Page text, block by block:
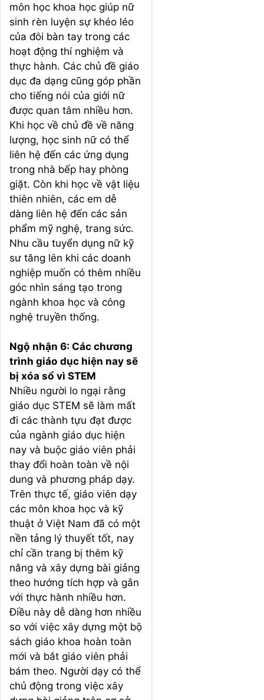
môn học khoa học giúp nữ
sinh rèn luyện sự khéo léo
của đôi bàn tay trong các
hoạt động thí nghiệm và
thực hành. Các chủ đề giáo
dục đa dạng cũng góp phần
cho tiếng nói của giới nữ
được quan tâm nhiều hơn.
Khi học về chủ đề về năng
lượng, học sinh nữ có thể
liên hệ đến các ứng dụng
trong nhà bếp hay phòng
giặt. Còn khi học về vật liệu
thiên nhiên, các em dễ
dàng liên hệ đến các sản
phẩm mỹ nghệ, trang sức.
Nhu cầu tuyển dụng nữ kỹ
sư tăng lên khi các doanh
nghiệp muốn có thêm nhiều
góc nhìn sáng tạo trong
ngành khoa học và công
nghệ truyền thống.
Ngộ nhận 6: Các chương
trình giáo dục hiện nay sẽ
bị xóa sổ vì STEM
Nhiều người lo ngại rằng
giáo dục STEM sẽ làm mất
đi các thành tựu đạt được
của ngành giáo dục hiện
nay và buộc giáo viên phải
thay đổi hoàn toàn về nội
dung và phương pháp dạy.
Trên thực tế, giáo viên dạy
các môn khoa học và kỹ
thuật ở Việt Nam đã có một
nền tảng lý thuyết tốt, nay
chỉ cần trang bị thêm kỹ
năng và xây dựng bài giảng
theo hướng tích hợp và gắn
với thực hành nhiều hơn.
Điều này dễ dàng hơn nhiều
so với việc xây dựng một bộ
sách giáo khoa hoàn toàn
mới và bắt giáo viên phải
bám theo. Người dạy có thể
chủ động trong việc xây